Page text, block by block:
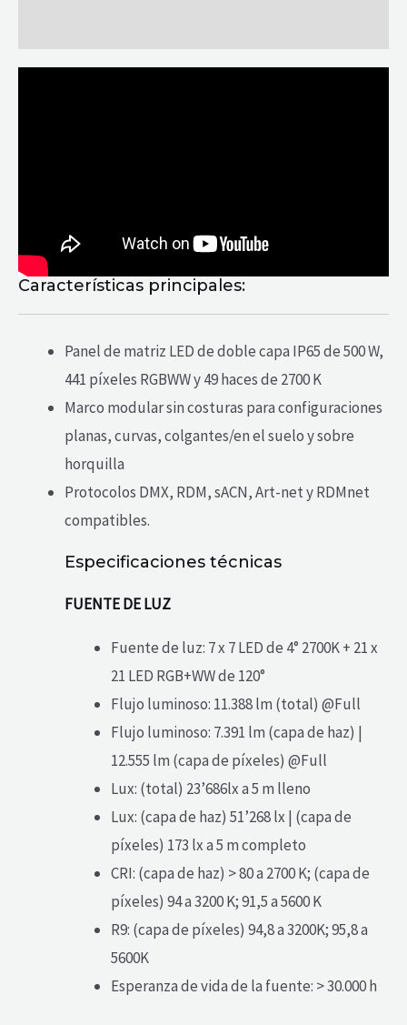
Características principales:
Panel de matriz LED de doble capa IP65 de 500 W,
441 píxeles RGBWW y 49 haces de 2700 K
Marco modular sin costuras para configuraciones
planas, curvas, colgantes/en el suelo y sobre
horquilla
Protocolos DMX, RDM, sACN, Art-net y RDMnet
compatibles.
Especificaciones técnicas
FUENTE DE LUZ
Fuente de luz: 7 x 7 LED de 4° 2700K + 21 x
21 LED RGB+WW de 120°
Flujo luminoso: 11.388 lm (total) @Full
Flujo luminoso: 7.391 lm (capa de haz) |
12.555 lm (capa de píxeles) @Full
Lux: (total) 23’686lx a 5 m lleno
Lux: (capa de haz) 51’268 lx | (capa de
píxeles) 173 lx a 5 m completo
CRI: (capa de haz) > 80 a 2700 K; (capa de
píxeles) 94 a 3200 K; 91,5 a 5600 K
R9: (capa de píxeles) 94,8 a 3200K; 95,8 a
5600K
Esperanza de vida de la fuente: > 30.000 h